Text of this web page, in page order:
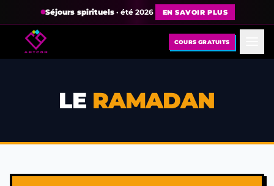
Séjours spirituels· été 2026 EN SAVOIR PLUS
COURS GRATUITS
LE RAMADAN